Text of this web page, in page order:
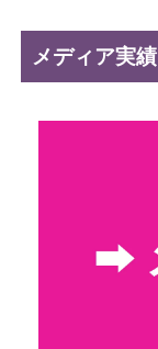
メディア実績